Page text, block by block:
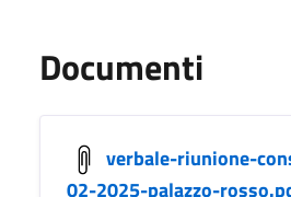
Documenti
verbale-riunione-
02-2025-palazzo-